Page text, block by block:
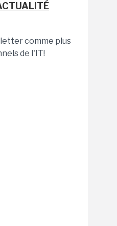
comme plus
de l'IT!